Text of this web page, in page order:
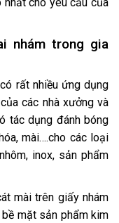
nhám trong gia
rất nhiều ứng dụng
các nhà xưởng và
tác dụng đánh bóng
mài….cho các loại
inox, sản phẩm
mài trên giấy nhám
mặt sản phẩm kim